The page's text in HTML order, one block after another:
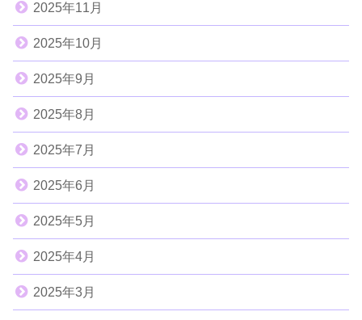
2025年11月
2025年10月
2025年9月
2025年8月
2025年7月
2025年6月
2025年5月
2025年4月
2025年3月